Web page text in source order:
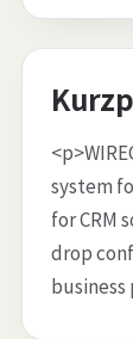
system
for CRM
drop
business